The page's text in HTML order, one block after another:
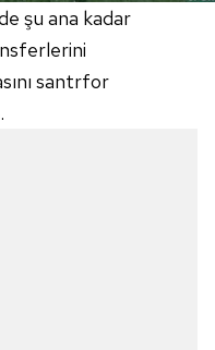
şu ana kadar
santrfor